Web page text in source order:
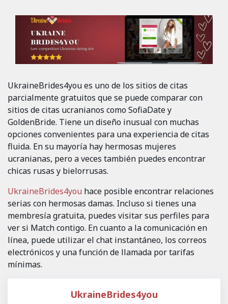
UkraineBrides4you es uno de los sitios de citas
parcialmente gratuitos que se puede comparar con
sitios de citas ucranianos como SofiaDate y
GoldenBride. Tiene un diseño inusual con muchas
opciones convenientes para una experiencia de citas
fluida. En su mayoría hay hermosas mujeres
ucranianas, pero a veces también puedes encontrar
chicas rusas y bielorrusas.
UkraineBrides4you hace posible encontrar relaciones
serias con hermosas damas. Incluso si tienes una
membresía gratuita, puedes visitar sus perfiles para
ver si Match contigo. En cuanto a la comunicación en
línea, puede utilizar el chat instantáneo, los correos
electrónicos y una función de llamada por tarifas
mínimas.
UkraineBrides4you